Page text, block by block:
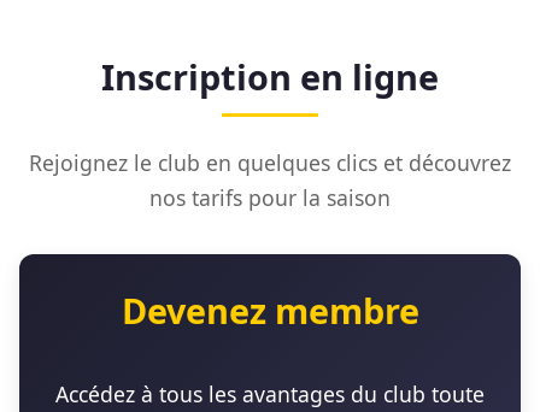
Inscription en ligne
Rejoignez le club en quelques clics et découvrez
nos tarifs pour la saison
Devenez membre
Accédez à tous les avantages du club toute